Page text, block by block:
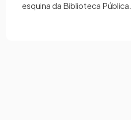
esquina da Biblioteca Pública.